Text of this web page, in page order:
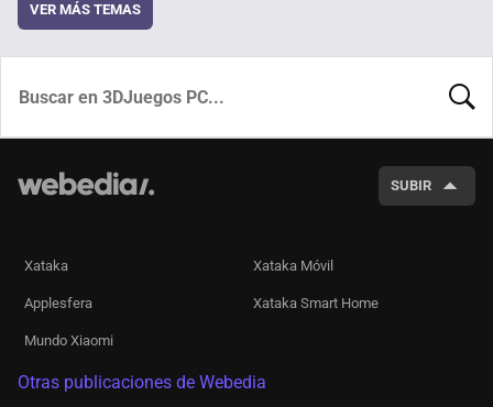
VER MÁS TEMAS
SUBIR
Xataka Xataka Móvil
Applesfera Xataka Smart Home
Mundo Xiaomi
Otras publicaciones de Webedia